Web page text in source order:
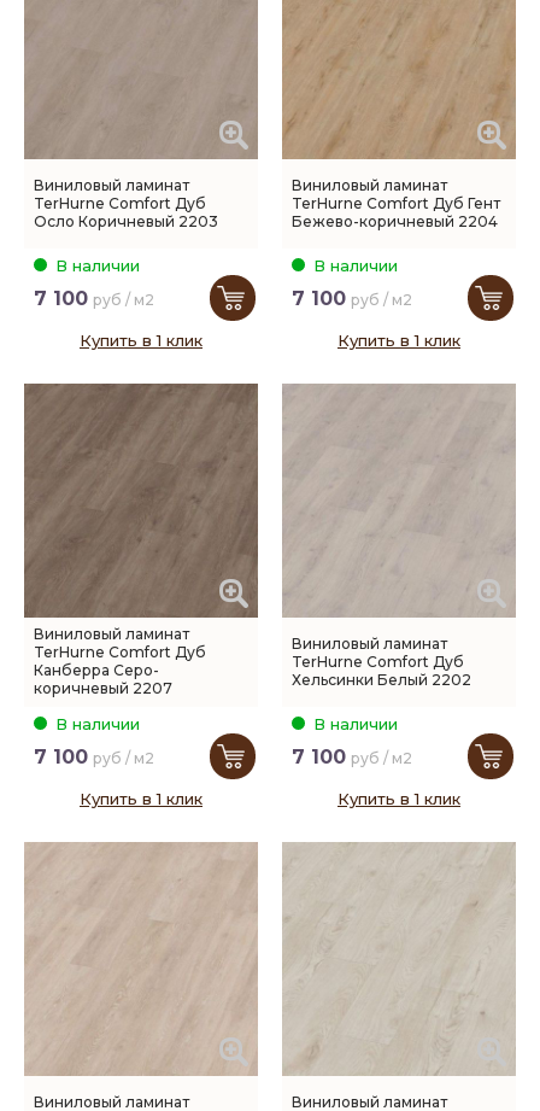
Виниловый ламинат
TerHurne Comfort Дуб
Осло Коричневый 2203
В наличии
7 100 руб / м2
Купить в 1 клик
Виниловый ламинат
TerHurne Comfort Дуб Гент
Бежево-коричневый 2204
В наличии
7 100 руб / м2
Купить в 1 клик
Виниловый ламинат
TerHurne Comfort Дуб
Канберра Серо-
коричневый 2207
В наличии
7 100 руб / м2
Купить в 1 клик
Виниловый ламинат
TerHurne Comfort Дуб
Хельсинки Белый 2202
В наличии
7 100 руб / м2
Купить в 1 клик
Виниловый ламинат
Виниловый ламинат